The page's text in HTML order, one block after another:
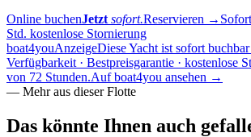
Online buchenJetzt sofort.Reservieren →
Std. kostenlose Stornierung
boat4youAnzeigeDiese Yacht ist sofort
Verfügbarkeit · Bestpreisgarantie · kostenlose
von 72 Stunden.Auf boat4you ansehen →
— Mehr aus dieser Flotte
Das könnte Ihnen auch